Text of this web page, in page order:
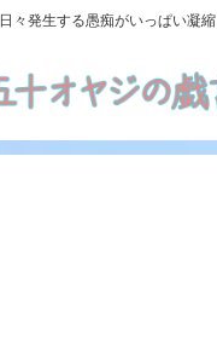
日々発生する愚痴がいっぱい凝縮